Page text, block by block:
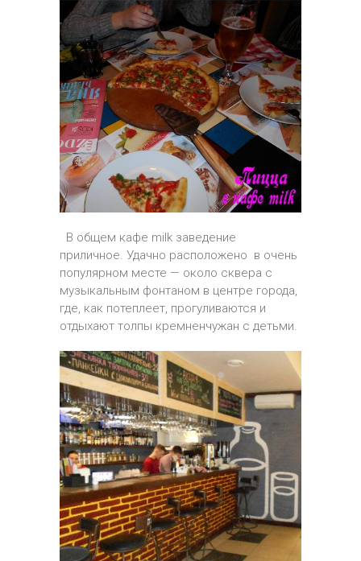
В общем кафе milk заведение
приличное. Удачно расположено в очень
популярном месте — около сквера с
музыкальным фонтаном в центре города,
где, как потеплеет, прогуливаются и
отдыхают толпы кремненчужан с детьми.